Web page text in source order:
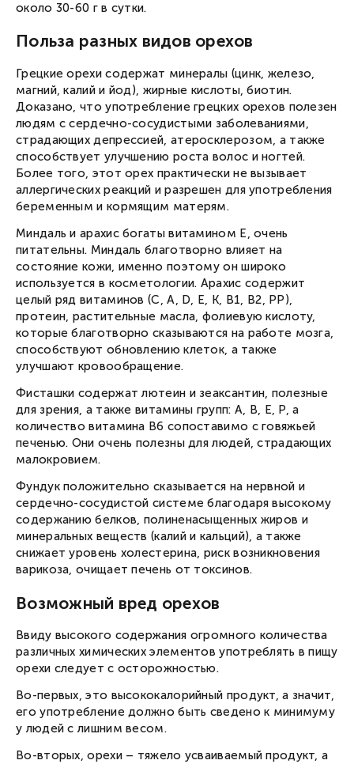
около 30-60 г в сутки.
Польза разных видов орехов
Грецкие орехи содержат минералы (цинк, железо,
магний, калий и йод), жирные кислоты, биотин.
Доказано, что употребление грецких орехов полезен
людям с сердечно-сосудистыми заболеваниями,
страдающих депрессией, атеросклерозом, а также
способствует улучшению роста волос и ногтей.
Более того, этот орех практически не вызывает
аллергических реакций и разрешен для употребления
беременным и кормящим матерям.
Миндаль и арахис богаты витамином Е, очень
питательны. Миндаль благотворно влияет на
состояние кожи, именно поэтому он широко
используется в косметологии. Арахис содержит
целый ряд витаминов (С, А, D, Е, К, В1, В2, РР),
протеин, растительные масла, фолиевую кислоту,
которые благотворно сказываются на работе мозга,
способствуют обновлению клеток, а также
улучшают кровообращение.
Фисташки содержат лютеин и зеаксантин, полезные
для зрения, а также витамины групп: A, B, E, P, а
количество витамина В6 сопоставимо с говяжьей
печенью. Они очень полезны для людей, страдающих
малокровием.
Фундук положительно сказывается на нервной и
сердечно-сосудистой системе благодаря высокому
содержанию белков, полиненасыщенных жиров и
минеральных веществ (калий и кальций), а также
снижает уровень холестерина, риск возникновения
варикоза, очищает печень от токсинов.
Возможный вред орехов
Ввиду высокого содержания огромного количества
различных химических элементов употреблять в пищу
орехи следует с осторожностью.
Во-первых, это высококалорийный продукт, а значит,
его употребление должно быть сведено к минимуму
у людей с лишним весом.
Во-вторых, орехи – тяжело усваиваемый продукт, а